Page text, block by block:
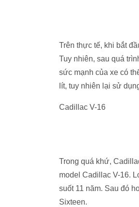
Trên thực tế, khi bắt
Tuy nhiên, sau quá
sức mạnh của xe có
lít, tuy nhiên lại sử
Cadillac V-16
Trong quá khứ,
model Cadillac V-16.
suốt 11 năm. Sau đó
Sixteen.